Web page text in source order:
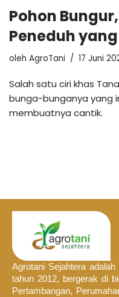
Pohon
Peneduh
oleh AgroTani 17 Juni
Salah satu ciri khas
bunga-bunganya yang
membuatnya cantik.
Agrotani Sejahtera
tahun 2012, bergerak di
Pertambangan,